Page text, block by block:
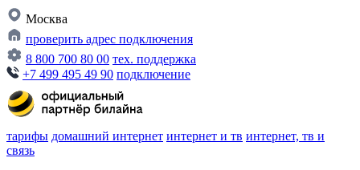
Москва
проверить адрес подключения
8 800 700 80 00 тех. поддержка
+7 499 495 49 90 подключение
тарифы домашний интернет интернет и тв интернет, тв и
связь